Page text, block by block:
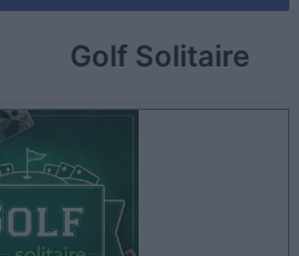
Golf Solitaire